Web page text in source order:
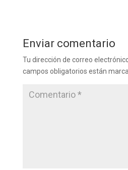
Enviar comentario
Tu dirección de correo
campos obligatorios están